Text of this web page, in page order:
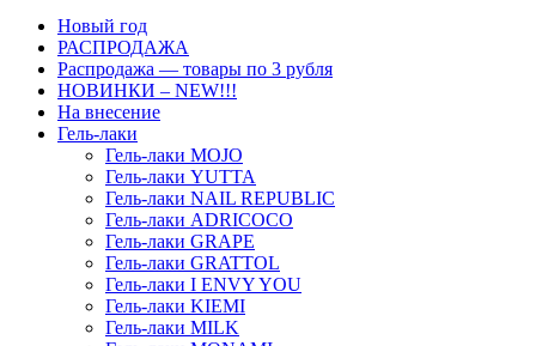
Новый год
РАСПРОДАЖА
Распродажа — товары по 3 рубля
НОВИНКИ – NEW!!!
На внесение
Гель-лаки
Гель-лаки MOJO
Гель-лаки YUTTA
Гель-лаки NAIL REPUBLIC
Гель-лаки ADRICOCO
Гель-лаки GRAPE
Гель-лаки GRATTOL
Гель-лаки I ENVY YOU
Гель-лаки KIEMI
Гель-лаки MILK